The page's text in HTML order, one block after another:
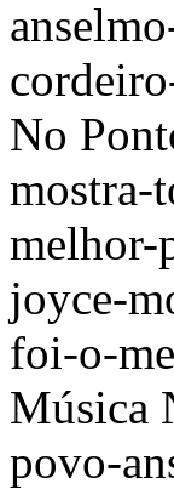
No
mostra-
melhor-
joyce-
foi-o-
Música
povo-